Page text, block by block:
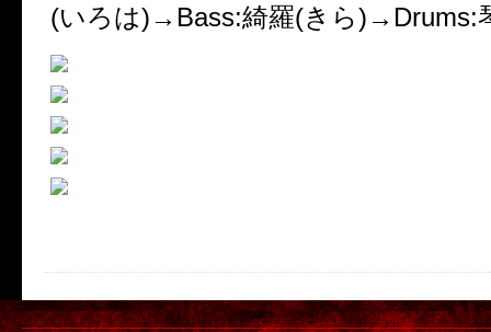
(いろは)→Bass:綺羅(きら)→Drums: